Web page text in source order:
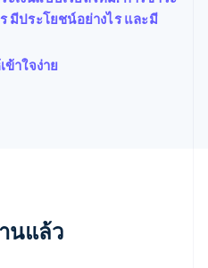
มีประโยชน์อย่างไร และมี
าใจง่าย
นแล้ว